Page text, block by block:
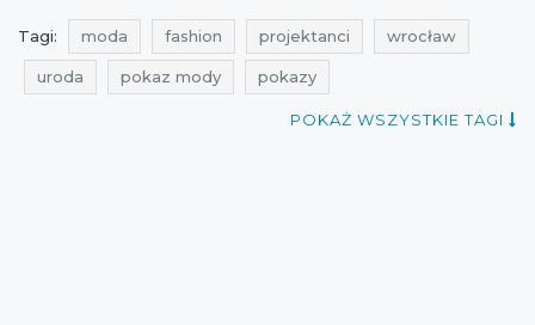
Tagi: moda fashion projektanci wrocław
uroda pokaz mody pokazy
POKAŻ WSZYSTKIE TAGI